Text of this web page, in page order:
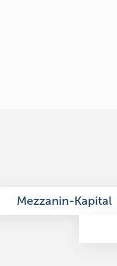
Mezzanin-Kapital